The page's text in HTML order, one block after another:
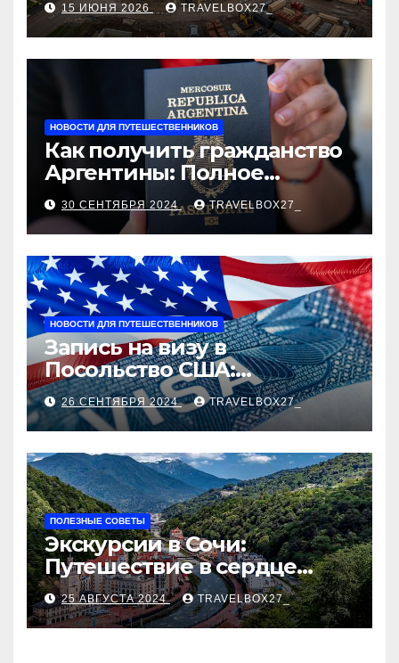
застройщика, сценарии
оформления сделки и
рыночные ориентиры
15 ИЮНЯ 2026 TRAVELBOX27_
НОВОСТИ ДЛЯ ПУТЕШЕСТВЕННИКОВ
Как получить гражданство
Аргентины: Полное
руководство
30 СЕНТЯБРЯ 2024 TRAVELBOX27_
НОВОСТИ ДЛЯ ПУТЕШЕСТВЕННИКОВ
Запись на визу в
Посольство США:
Пошаговое руководство
26 СЕНТЯБРЯ 2024 TRAVELBOX27_
ПОЛЕЗНЫЕ СОВЕТЫ
Экскурсии в Сочи:
Путешествие в сердце
Черноморского курорта
25 АВГУСТА 2024 TRAVELBOX27_